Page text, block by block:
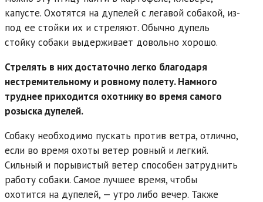
капусте. Охотятся на дупелей с легавой собакой, из-
под ее стойки их и стреляют. Обычно дупель
стойку собаки выдерживает довольно хорошо.
Стрелять в них достаточно легко благодаря
нестремительному и ровному полету. Намного
труднее приходится охотнику во время самого
розыска дупелей.
Собаку необходимо пускать против ветра, отлично,
если во время охоты ветер ровный и легкий.
Сильный и порывистый ветер способен затруднить
работу собаки. Самое лучшее время, чтобы
охотится на дупелей, — утро либо вечер. Также